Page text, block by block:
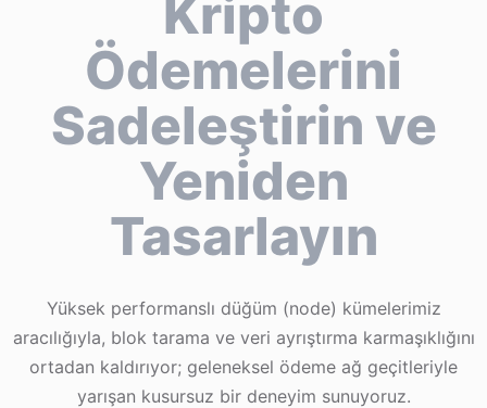
Kripto
Ödemelerini
Sadeleştirin ve
Yeniden
Tasarlayın
Yüksek performanslı düğüm (node) kümelerimiz
aracılığıyla, blok tarama ve veri ayrıştırma karmaşıklığını
ortadan kaldırıyor; geleneksel ödeme ağ geçitleriyle
yarışan kusursuz bir deneyim sunuyoruz.